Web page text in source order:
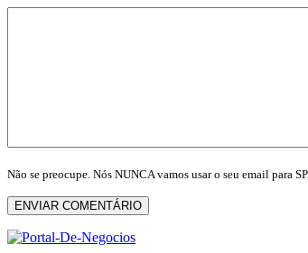
Não se preocupe. Nós NUNCA vamos usar o seu email para
ENVIAR COMENTÁRIO